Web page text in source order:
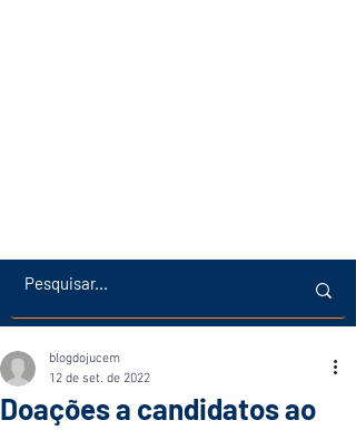
Doações a candidatos ao
blogdojucem
12 de set. de 2022